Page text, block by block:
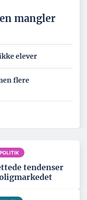
mangler
elever
flere
tendenser